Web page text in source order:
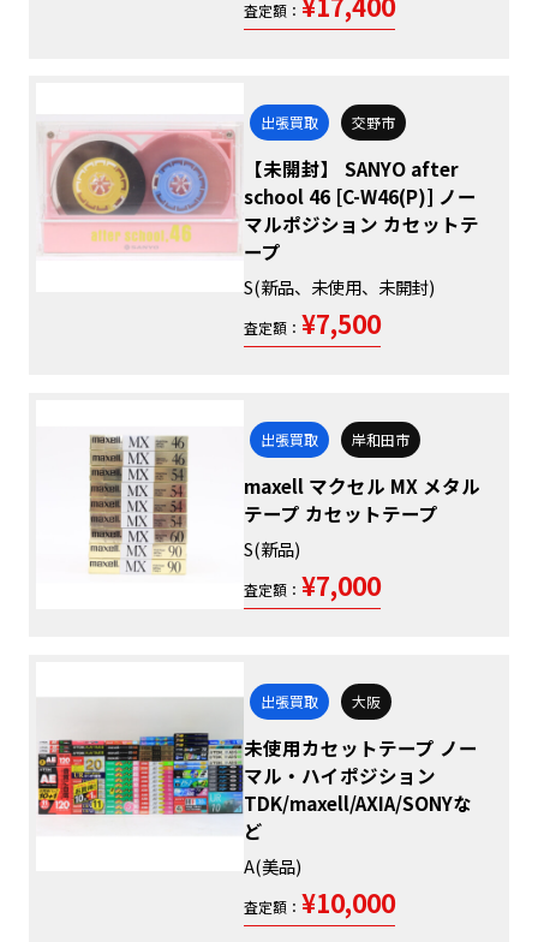
査定額：
出張買取 交野市
【未開封】 SANYO after
school 46 [C-W46(P)] ノー
マルポジション カセットテ
ープ
S(新品、未使用、未開封)
査定額： ¥7,500
出張買取 岸和田市
maxell マクセル MX メタル
テープ カセットテープ
S(新品)
査定額： ¥7,000
出張買取 大阪
未使用カセットテープ ノー
マル・ハイポジション
TDK/maxell/AXIA/SONYな
ど
A(美品)
査定額： ¥10,000